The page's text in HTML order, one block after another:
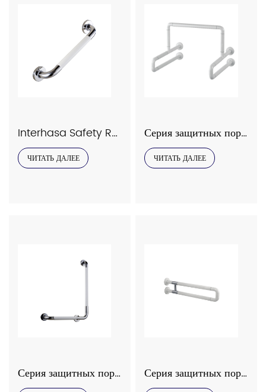
Interhasa Safety Rails Series Model 9023
ЧИТАТЬ ДАЛЕЕ
Серия защитных поручней Interhasa, модель 9034
ЧИТАТЬ ДАЛЕЕ
Серия защитных поручней Interhasa, модель 9058 Серия защитных поручней Interhasa, модель 9039